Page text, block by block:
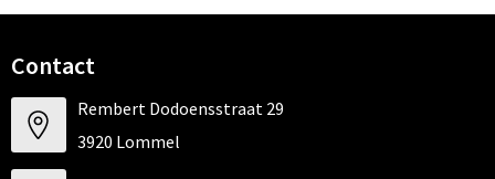
Contact
Rembert Dodoensstraat 29
3920 Lommel